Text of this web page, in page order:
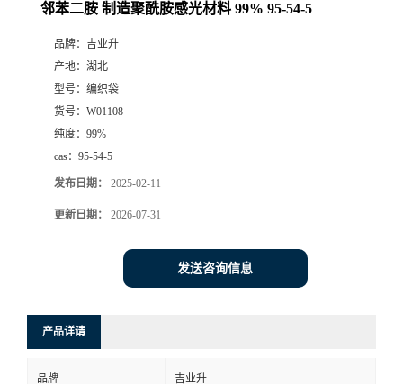
邻苯二胺 制造聚酰胺感光材料 99% 95-54-5
品牌： 吉业升
产地： 湖北
型号： 编织袋
货号： W01108
纯度： 99%
cas： 95-54-5
发布日期： 2025-02-11
更新日期： 2026-07-31
发送咨询信息
产品详请
品牌 吉业升